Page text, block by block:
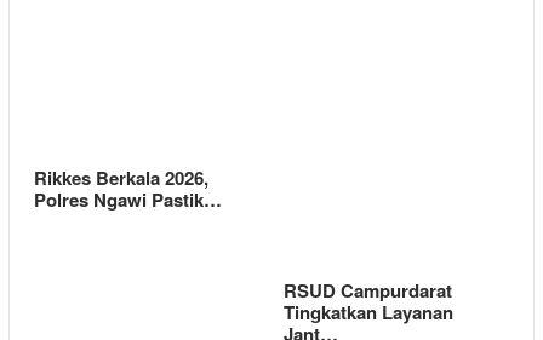
Rikkes Berkala 2026,
Polres Ngawi Pastik…
RSUD Campurdarat
Tingkatkan Layanan
Jant…